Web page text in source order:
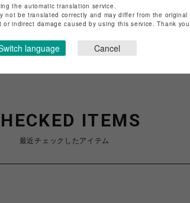
令に基づく表記はこちら
ITEMS
最近チェックしたアイテム
the automatic translation service.
not be translated correctly and may differ from the
indirect damage caused by using this service. Thank
language Cancel